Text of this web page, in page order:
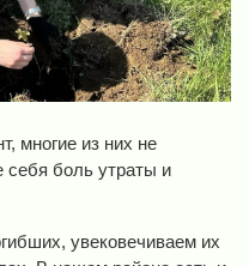
многие из них не
себя боль утраты и
увековечиваем их